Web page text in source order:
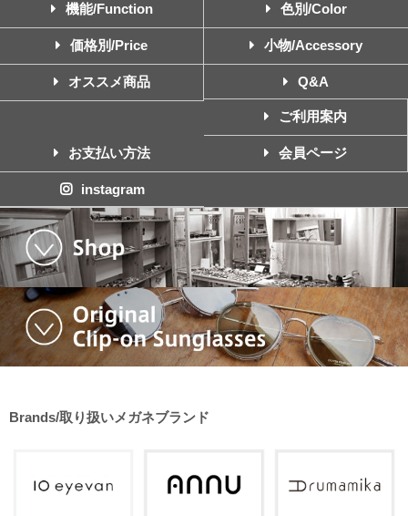
機能/Function 色別/Color
価格別/Price 小物/Accessory
オススメ商品 Q&A
ご利用案内
お支払い方法 会員ページ
instagram
Brands/取り扱いメガネブランド